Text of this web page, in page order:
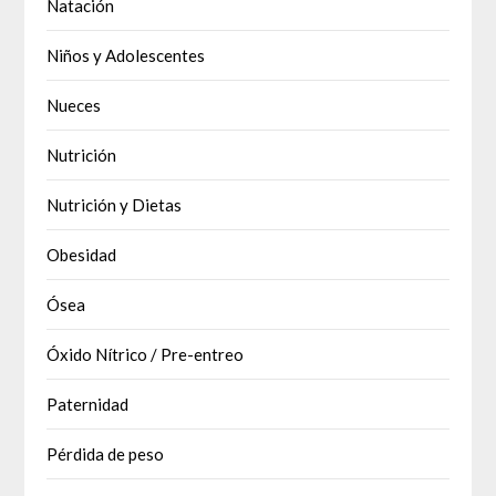
Natación
Niños y Adolescentes
Nueces
Nutrición
Nutrición y Dietas
Obesidad
Ósea
Óxido Nítrico / Pre-entreo
Paternidad
Pérdida de peso